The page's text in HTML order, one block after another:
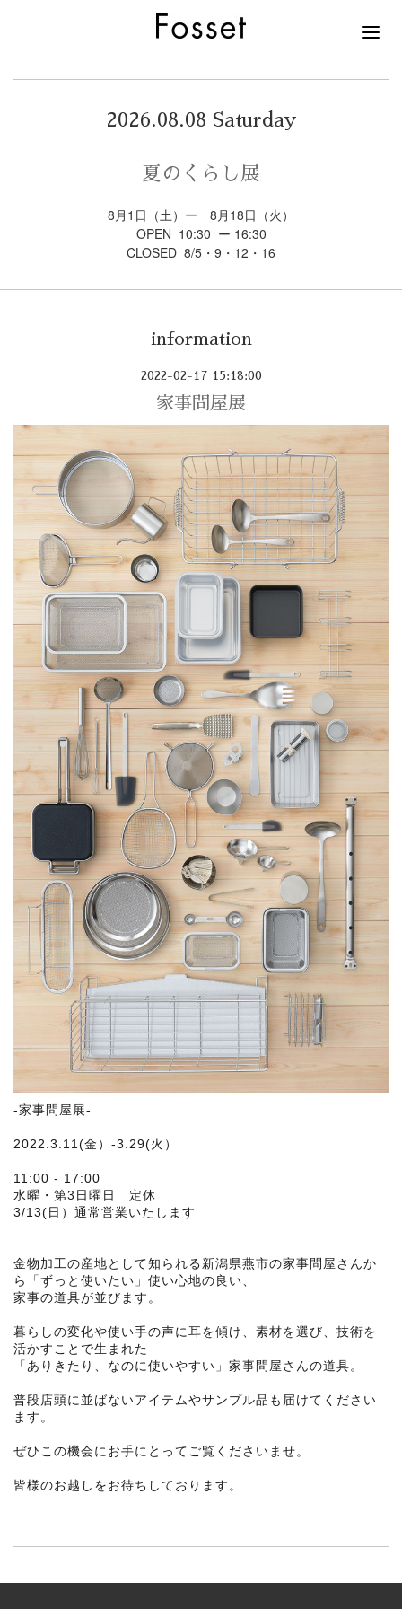
2026.08.08 Saturday
夏のくらし展
8月1日（土）ー 8月18日（火）
OPEN 10:30 ー 16:30
CLOSED 8/5・9・12・16
information
2022-02-17 15:18:00
家事問屋展
-家事問屋展-
2022.3.11(金）-3.29(火）
11:00 - 17:00
水曜・第3日曜日 定休
3/13(日）通常営業いたします
金物加工の産地として知られる新潟県燕市の家事問屋さんか
ら「ずっと使いたい」使い心地の良い、
家事の道具が並びます。
暮らしの変化や使い手の声に耳を傾け、素材を選び、技術を
活かすことで生まれた
「ありきたり、なのに使いやすい」家事問屋さんの道具。
普段店頭に並ばないアイテムやサンプル品も届けてください
ます。
ぜひこの機会にお手にとってご覧くださいませ。
皆様のお越しをお待ちしております。